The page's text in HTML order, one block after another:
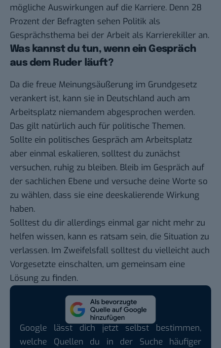
mögliche Auswirkungen auf die Karriere. Denn 28
Prozent der Befragten sehen Politik als
Gesprächsthema bei der Arbeit als Karrierekiller an.
Was kannst du tun, wenn ein Gespräch
aus dem Ruder läuft?
Da die freue Meinungsäußerung im Grundgesetz
verankert ist, kann sie in Deutschland auch am
Arbeitsplatz niemandem abgesprochen werden.
Das gilt natürlich auch für politische Themen.
Sollte ein politisches Gespräch am Arbeitsplatz
aber einmal eskalieren, solltest du zunächst
versuchen, ruhig zu bleiben. Bleib im Gespräch auf
der sachlichen Ebene und versuche deine Worte so
zu wählen, dass sie eine deeskalierende Wirkung
haben.
Solltest du dir allerdings einmal gar nicht mehr zu
helfen wissen, kann es ratsam sein, die Situation zu
verlassen. Im Zweifelsfall solltest du vielleicht auch
Vorgesetzte einschalten, um gemeinsam eine
Lösung zu finden.
Google lässt dich jetzt selbst bestimmen,
welche Quellen du in der Suche häufiger